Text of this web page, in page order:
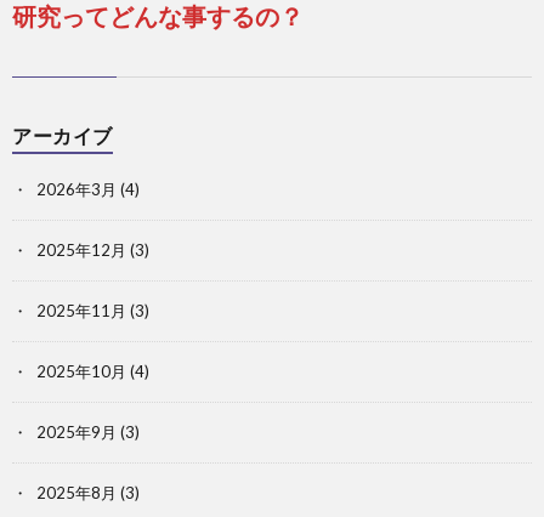
研究ってどんな事するの？
アーカイブ
2026年3月 (4)
2025年12月 (3)
2025年11月 (3)
2025年10月 (4)
2025年9月 (3)
2025年8月 (3)